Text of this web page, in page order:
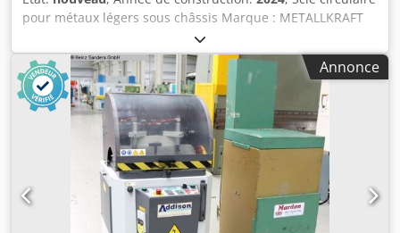
pour métaux légers sous châssis Marque : METALLKRAFT
Modèle : ULMS 420 N° d'art. : 3627420 État : machine
neuve Credpfxjtuch Eo Anmsf Zone de coupe (carrée) : 120
x 120 mm Vitesse de rotation : 2900 tr/min équipée en
série de : - lame de scie 420 x 30 x 4,0 mm Z 120 - système
de lubrification par quantités minimales - pistolet à air
comprimé et tuyau spiralé - deux raccords d'aspiration
pour le raccordement à un système d'aspiration - Manuel
Annonce